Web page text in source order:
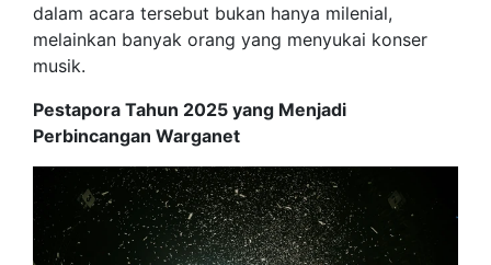
dalam acara tersebut bukan hanya milenial,
melainkan banyak orang yang menyukai konser
musik.
Pestapora Tahun 2025 yang Menjadi
Perbincangan Warganet